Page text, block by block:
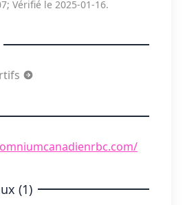
Vérifié le 2025-01-16.
(1)